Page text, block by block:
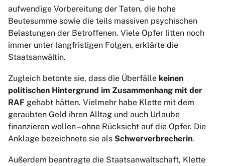
aufwendige Vorbereitung der Taten, die hohe
Beutesumme sowie die teils massiven psychischen
Belastungen der Betroffenen. Viele Opfer litten noch
immer unter langfristigen Folgen, erklärte die
Staatsanwältin.
Zugleich betonte sie, dass die Überfälle keinen
politischen Hintergrund im Zusammenhang mit der
RAF gehabt hätten. Vielmehr habe Klette mit dem
geraubten Geld ihren Alltag und auch Urlaube
finanzieren wollen – ohne Rücksicht auf die Opfer. Die
Anklage bezeichnete sie als Schwerverbrecherin.
Außerdem beantragte die Staatsanwaltschaft, Klette